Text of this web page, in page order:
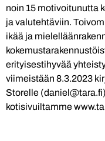
noin 15 motivoitunutta
ja valutehtäviin.
ikää ja
erityisestihyvää
viimeistään 8.3.2023
Storelle
kotisivuiltamme